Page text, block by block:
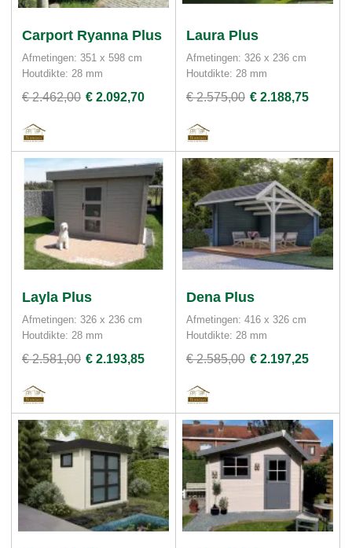
Carport Ryanna Plus
Afmetingen: 351 x 598 cm
Houtdikte: 28 mm
€ 2.462,00 € 2.092,70
Laura Plus
Afmetingen: 326 x 236 cm
Houtdikte: 28 mm
€ 2.575,00 € 2.188,75
Layla Plus
Afmetingen: 326 x 236 cm
Houtdikte: 28 mm
€ 2.581,00 € 2.193,85
Dena Plus
Afmetingen: 416 x 326 cm
Houtdikte: 28 mm
€ 2.585,00 € 2.197,25